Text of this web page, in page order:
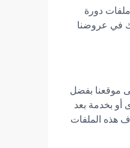
دورة
في عروضنا
موقعنا بفضل
أو بخدمة بعد
هذه الملفات